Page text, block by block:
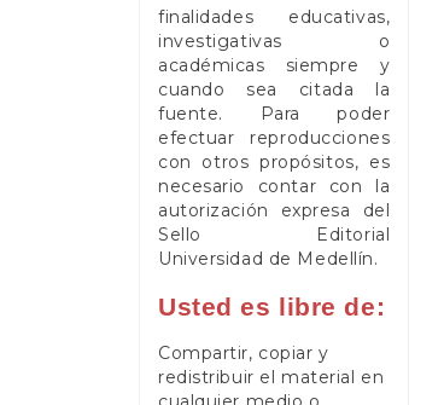
finalidades educativas,
investigativas o
académicas siempre y
cuando sea citada la
fuente. Para poder
efectuar reproducciones
con otros propósitos, es
necesario contar con la
autorización expresa del
Sello Editorial
Universidad de Medellín.
Usted es libre de:
Compartir, copiar y
redistribuir el material en